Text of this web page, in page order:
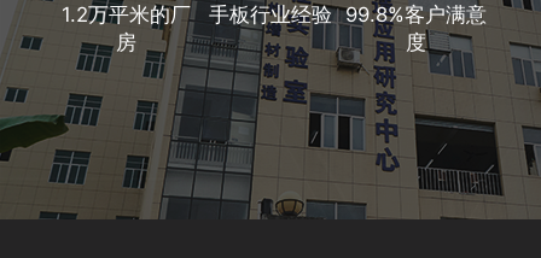
1.2万平米的厂
房
手板行业经验 99.8%客户满意
度